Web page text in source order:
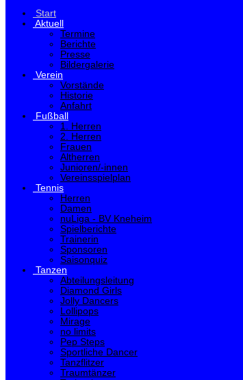
Start
Aktuell
Termine
Berichte
Presse
Bildergalerie
Verein
Vorstände
Historie
Anfahrt
Fußball
1. Herren
2. Herren
Frauen
Altherren
Junioren/-innen
Vereinsspielplan
Tennis
Herren
Damen
nuLiga - BV Kneheim
Spielberichte
Trainerin
Sponsoren
Saisonquiz
Tanzen
Abteilungsleitung
Diamond Girls
Jolly Dancers
Lollipops
Mirage
no limits
Pep Steps
Sportliche Dancer
Tanzflitzer
Traumtänzer